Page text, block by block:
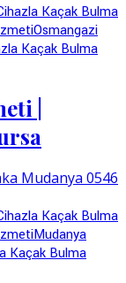
Kaçak Bulma
Osmangazi
Kaçak Bulma
|
Kaçak Bulma
Mudanya
Kaçak Bulma